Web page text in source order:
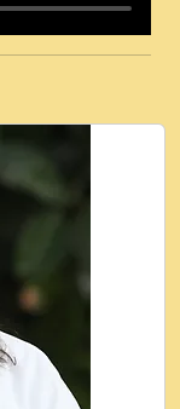
दय! मह जन
2020
। 2018 -
क, नल रव त
हैं ।
Ji